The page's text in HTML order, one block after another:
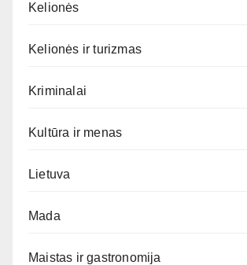
Kelionės
Kelionės ir turizmas
Kriminalai
Kultūra ir menas
Lietuva
Mada
Maistas ir gastronomija